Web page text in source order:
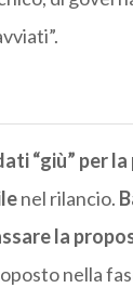
“giù” per
nel rilancio.
la
nella